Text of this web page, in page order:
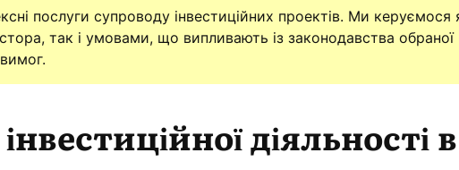
послуги супроводу інвестиційних проектів. Ми керуємося
так і умовами, що випливають із законодавства обраної
діяльності в